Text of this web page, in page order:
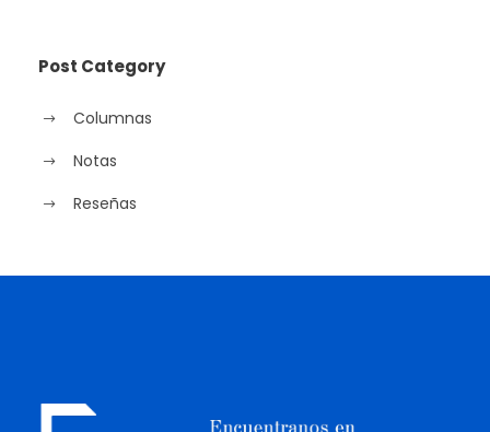
Post Category
Columnas
Notas
Reseñas